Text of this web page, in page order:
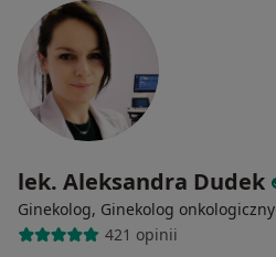
lek. Aleksandra Dudek
Ginekolog, Ginekolog onkologiczny
421 opinii